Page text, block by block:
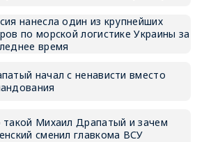
нанесла один из крупнейших
по морской логистике Украины за
время
начал с ненависти вместо
такой Михаил Драпатый и зачем
сменил главкома ВСУ